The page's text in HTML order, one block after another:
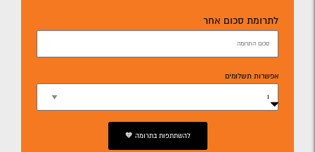
לתרומת סכום אחר
אפשרות תשלומים
להשתתפות בתרומה 🧡